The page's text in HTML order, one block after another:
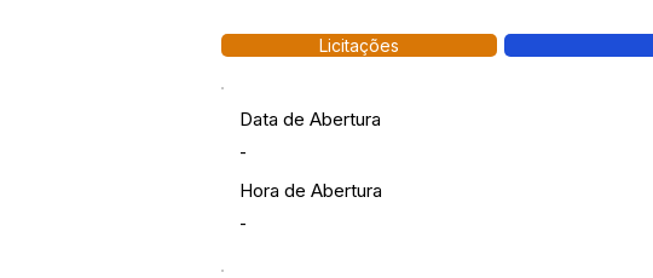
Licitações
Data de Abertura
-
Hora de Abertura
-